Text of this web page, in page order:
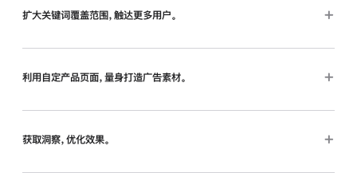
扩大关键词覆盖范围，触达更多用户。
利用自定产品页面，量身打造广告素材。
获取洞察，优化效果。